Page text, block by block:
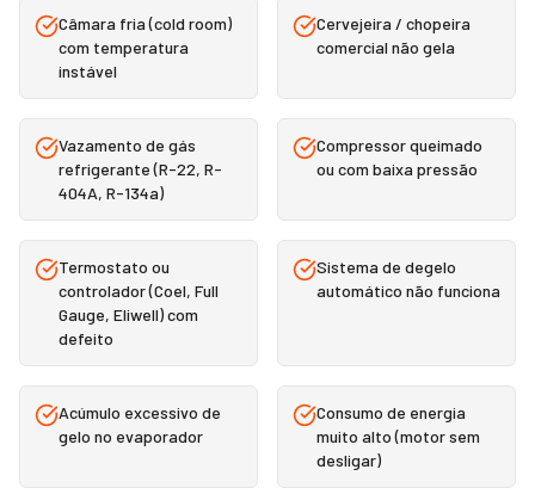
Câmara fria (cold room)
com temperatura
instável
Cervejeira / chopeira
comercial não gela
Vazamento de gás
refrigerante (R-22, R-
404A, R-134a)
Compressor queimado
ou com baixa pressão
Termostato ou
controlador (Coel, Full
Gauge, Eliwell) com
defeito
Sistema de degelo
automático não funciona
Acúmulo excessivo de
gelo no evaporador
Consumo de energia
muito alto (motor sem
desligar)